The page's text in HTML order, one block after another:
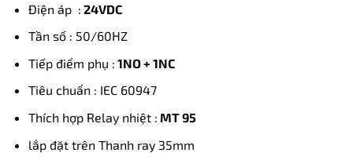
Điện áp : 24VDC
Tần số : 50/60HZ
Tiếp điểm phụ : 1NO + 1NC
Tiêu chuẩn : IEC 60947
Thích hợp Relay nhiệt : MT 95
lắp đặt trên Thanh ray 35mm